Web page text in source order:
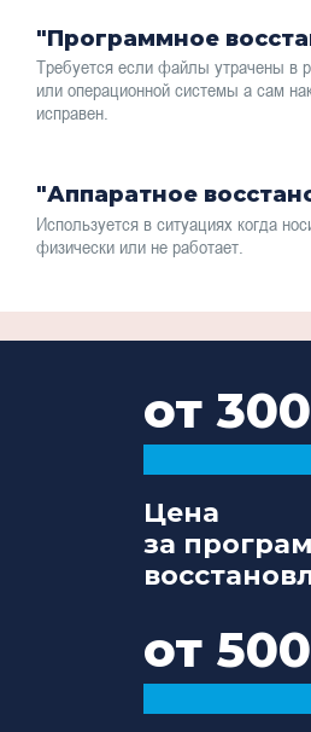
"Программное
Требуется если файлы утрачены в
или операционной системы а сам
исправен.
"Аппаратное
Используется в ситуациях когда
физически или не работает.
от
Цена
за
от